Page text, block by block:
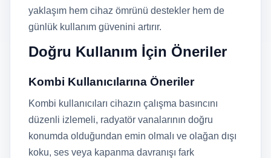
yaklaşım hem cihaz ömrünü destekler hem de
günlük kullanım güvenini artırır.
Doğru Kullanım İçin Öneriler
Kombi Kullanıcılarına Öneriler
Kombi kullanıcıları cihazın çalışma basıncını
düzenli izlemeli, radyatör vanalarının doğru
konumda olduğundan emin olmalı ve olağan dışı
koku, ses veya kapanma davranışı fark